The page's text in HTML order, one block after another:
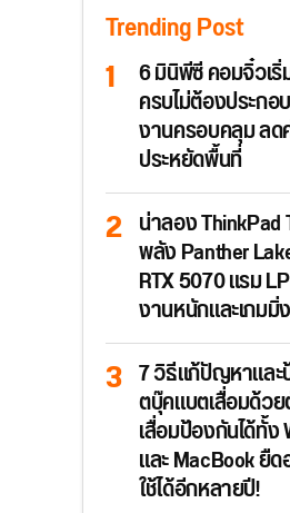
Trending Post
6 มินิพีซี คอมจิ๋วเ
ครบไม่ต้องประกอ
งานครอบคลุม ลด
ประหยัดพื้นที่
น่าลอง ThinkPad
พลัง Panther
RTX 5070 แรม
งานหนักและเกมมิ่ง
7 วิธีแก้ปัญหาและ
ตบุ๊คแบตเสื่อมด้ว
เสื่อมป้องกันได้ทั้ง
และ MacBook ยื
ใช้ได้อีกหลายปี!